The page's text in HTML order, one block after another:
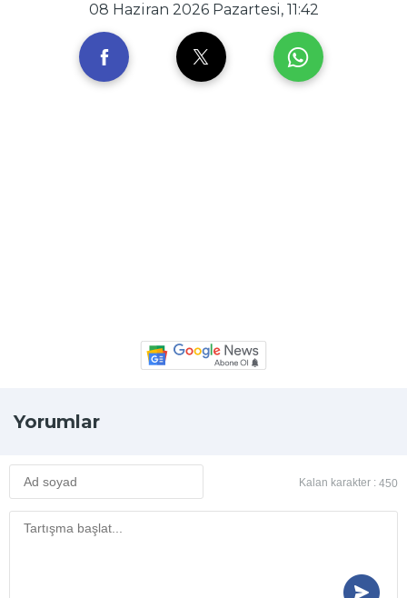
08 Haziran 2026 Pazartesi, 11:42
Yorumlar
Kalan karakter : 450